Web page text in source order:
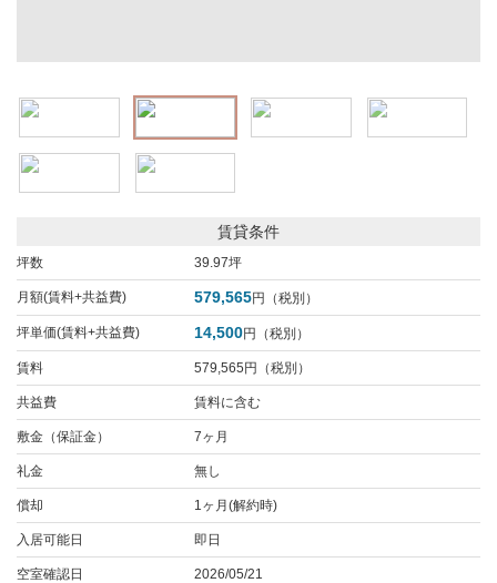
賃貸条件
坪数 39.97坪
月額(賃料+共益費) 579,565円（税別）
坪単価(賃料+共益費) 14,500円（税別）
賃料 579,565円（税別）
共益費 賃料に含む
敷金（保証金） 7ヶ月
礼金 無し
償却 1ヶ月(解約時)
入居可能日 即日
空室確認日 2026/05/21